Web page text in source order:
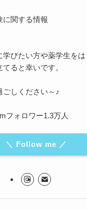
に関する情報
学びたい方や薬学生を
ると幸いです。
しください～♪
フォロワー1.3万人
＼ Follow me ／